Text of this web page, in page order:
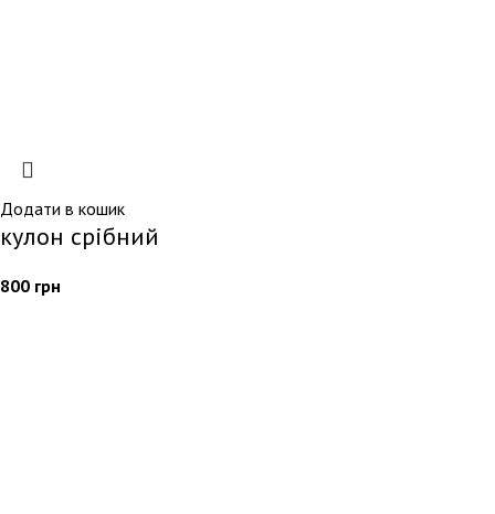
Додати в кошик
кулон срібний
800 грн